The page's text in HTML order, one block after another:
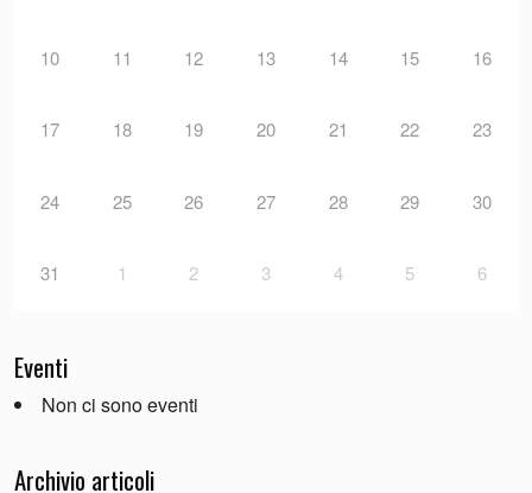
10 11 12 13 14 15 16
17 18 19 20 21 22 23
24 25 26 27 28 29 30
31 1 2 3 4 5 6
Eventi
Non ci sono eventi
Archivio articoli